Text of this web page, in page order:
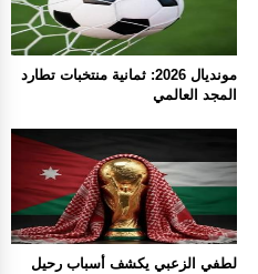
مونديال 2026: ثمانية منتخبات تطارد
المجد العالمي
لطفي الزعبي يكشف أسباب رحيل